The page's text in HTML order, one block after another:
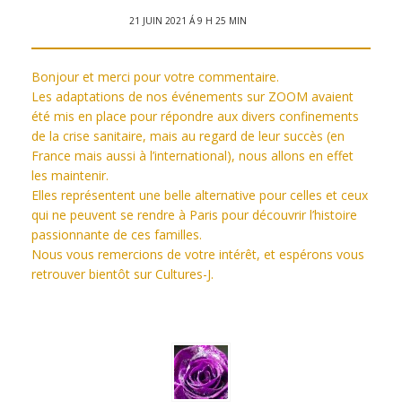
21 JUIN 2021 Á 9 H 25 MIN
Bonjour et merci pour votre commentaire.
Les adaptations de nos événements sur ZOOM avaient
été mis en place pour répondre aux divers confinements
de la crise sanitaire, mais au regard de leur succès (en
France mais aussi à l’international), nous allons en effet
les maintenir.
Elles représentent une belle alternative pour celles et ceux
qui ne peuvent se rendre à Paris pour découvrir l’histoire
passionnante de ces familles.
Nous vous remercions de votre intérêt, et espérons vous
retrouver bientôt sur Cultures-J.